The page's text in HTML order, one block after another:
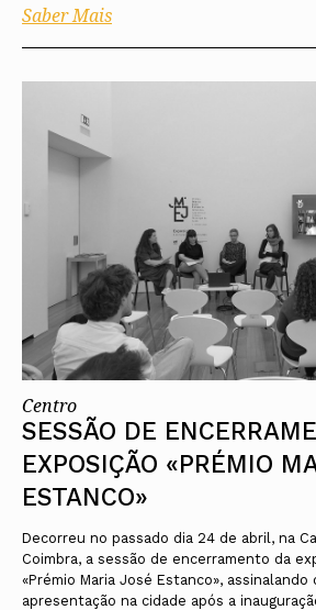
Saber Mais
Centro
SESSÃO DE
EXPOSIÇÃO «PRÉMIO
ESTANCO»
Decorreu no passado dia 24 de abril, na
Coimbra, a sessão de encerramento da
«Prémio Maria José Estanco»,
apresentação na cidade após a